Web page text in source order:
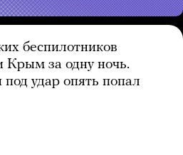
беспилотников
Крым за одну ночь.
удар опять попал